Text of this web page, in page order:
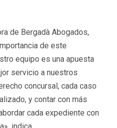
de Bergadà Abogados,
de este
equipo es una apuesta
servicio a nuestros
concursal, cada caso
y contar con más
cada expediente con